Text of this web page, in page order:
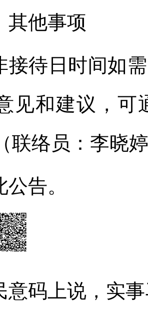
其他事项
接待日时间如
见和建议，可
联络员： 李晓婷
告。
意码上说，实